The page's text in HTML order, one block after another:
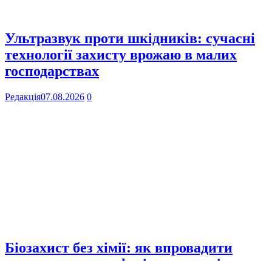
Ультразвук проти шкідників: сучасні
технології захисту врожаю в малих
господарствах
Редакція07.08.2026 0
Біозахист без хімії: як впровадити